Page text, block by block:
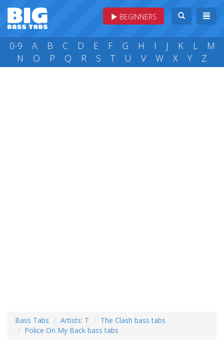
BEGINNERS
0-9 A B C D E F G H I J K L
M
N
O P Q R S T U V W X Y Z
Bass Tabs Artists: T
The Clash bass tabs
Police On My Back bass tabs